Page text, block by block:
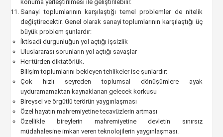
konuma yerleştirilmesi ile geliştirilebilir.
Sanayi toplumlarının karşılaştığı temel problemler de nitelik
değiştirecektir. Genel olarak sanayi toplumlarının karşılaştığı üç
büyük problem şunlardır:
İktisadi durgunluğun yol açtığı işsizlik
Uluslararası sorunların yol açtığı savaşlar
Her türden diktatörlük.
Bilişim toplumlarını bekleyen tehlikeler ise şunlardır:
Çok hızlı seyreden toplumsal dönüşümlere ayak
uyduramamaktan kaynaklanan gelecek korkusu
Bireysel ve örgütlü terörün yaygınlaşması
Özel hayatın mahremiyetine tecavüzlerin artması
Özellikle bireylerin mahremiyetine devletin sınırsız
müdahalesine imkan veren teknolojilerin yaygınlaşması.